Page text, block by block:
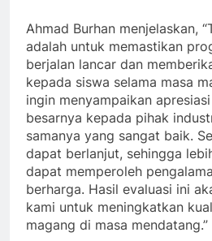
Ahmad Burhan menjelaskan,
adalah untuk memastikan
berjalan lancar dan
kepada siswa selama masa
ingin menyampaikan
besarnya kepada pihak
samanya yang sangat baik.
dapat berlanjut, sehingga
dapat memperoleh
berharga. Hasil evaluasi ini
kami untuk meningkatkan
magang di masa mendatang.”